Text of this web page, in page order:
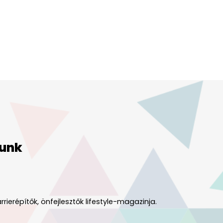
önfejlesztők lifestyle-magazinja.